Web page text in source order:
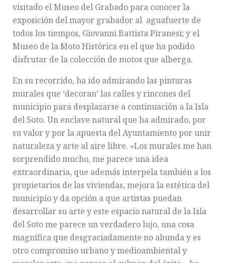
visitado el Museo del Grabado para conocer la
exposición del mayor grabador al aguafuerte de
todos los tiempos, Giovanni Battista Piranesi; y el
Museo de la Moto Histórica en el que ha podido
disfrutar de la colección de motos que alberga.
En su recorrido, ha ido admirando las pinturas
murales que ‘decoran’ las calles y rincones del
municipio para desplazarse a continuación a la Isla
del Soto. Un enclave natural que ha admirado, por
su valor y por la apuesta del Ayuntamiento por unir
naturaleza y arte al aire libre. «Los murales me han
sorprendido mucho, me parece una idea
extraordinaria, que además interpela también a los
propietarios de las viviendas, mejora la estética del
municipio y da opción a que artistas puedan
desarrollar su arte y este espacio natural de la Isla
del Soto me parece un verdadero lujo, una cosa
magnífica que desgraciadamente no abunda y es
otro compromiso urbano y medioambiental y